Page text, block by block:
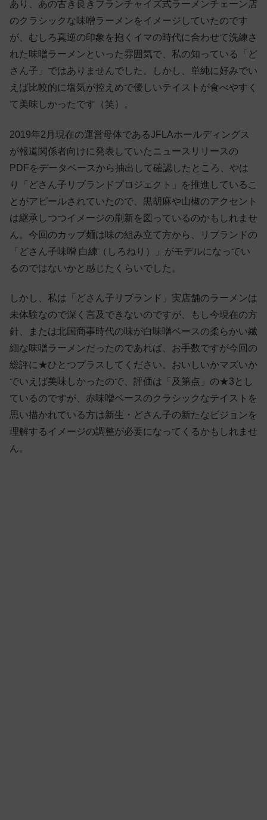
あり、あの古き良きフランチャイズ式ラーメンチェーン店
のクラシックな味噌ラーメンをイメージしていたのです
が、むしろ真逆の印象を抱くイマの時代に合わせて洗練さ
れた味噌ラーメンといった雰囲気で、私の知っている「ど
さん子」ではありませんでした。しかし、単純に好みでい
えば比較的に塩気が控えめで優しいテイストが食べやすく
て美味しかったです（笑）。
2019年2月現在の運営母体であるJFLAホールディングス
が報道関係者向けに発表していたニュースリリースの
PDFをデータベースから抽出して確認したところ、やは
り「どさん子リブランドプロジェクト」を推進しているこ
とがアピールされていたので、黒胡麻や山椒のアクセント
は継承しつつイメージの刷新を図っているのかもしれませ
ん。今回のカップ麺は味の組み立て方から、リブランドの
「どさん子味噌 白練（しろねり）」がモデルになってい
るのではないかと感じたくらいでした。
しかし、私は「どさん子リブランド」実店舗のラーメンは
未体験なので深く言及できないのですが、もし今現在の方
針、または北国商事時代の味が白味噌ベースの柔らかい繊
細な味噌ラーメンだったのであれば、お手数ですが今回の
総評に★ひとつプラスしてください。おいしいかマズいか
でいえば美味しかったので、評価は「及第点」の★3とし
ているのですが、赤味噌ベースのクラシックなテイストを
思い描かれている方は新生・どさん子の新たなビジョンを
理解するイメージの調整が必要になってくるかもしれませ
ん。